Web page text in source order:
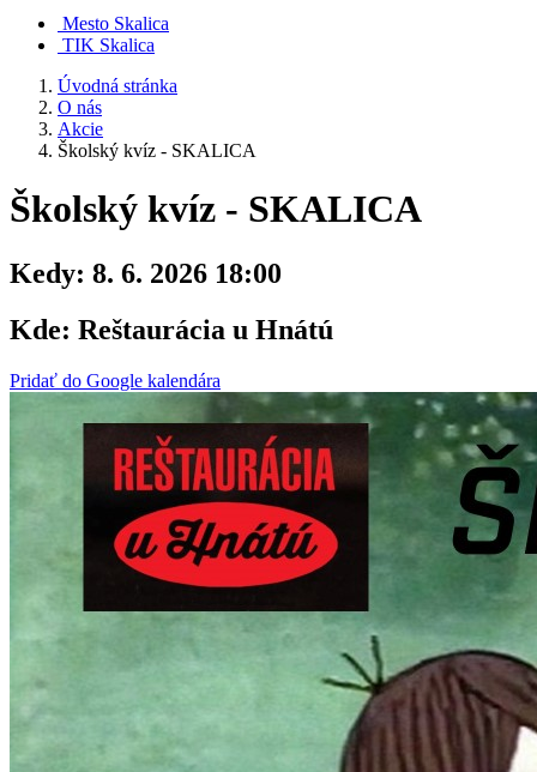
Mesto Skalica
TIK Skalica
Úvodná stránka
O nás
Akcie
Školský kvíz - SKALICA
Školský kvíz - SKALICA
Kedy: 8. 6. 2026 18:00
Kde: Reštaurácia u Hnátú
Pridať do Google kalendára